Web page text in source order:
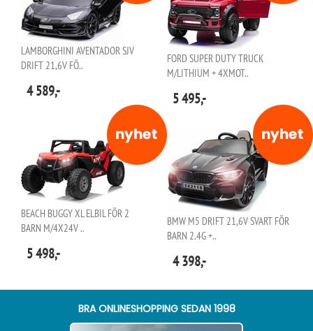
LAMBORGHINI AVENTADOR SJV
DRIFT 21,6V FÖ..
4 589,-
FORD SUPER DUTY TRUCK
M/LITHIUM + 4XMOT..
5 495,-
BEACH BUGGY XL ELBIL FÖR 2
BARN M/4X24V ..
5 498,-
BMW M5 DRIFT 21,6V SVART FÖR
BARN 2.4G +..
4 398,-
BRA ONLINESHOPPING SEDAN 1998